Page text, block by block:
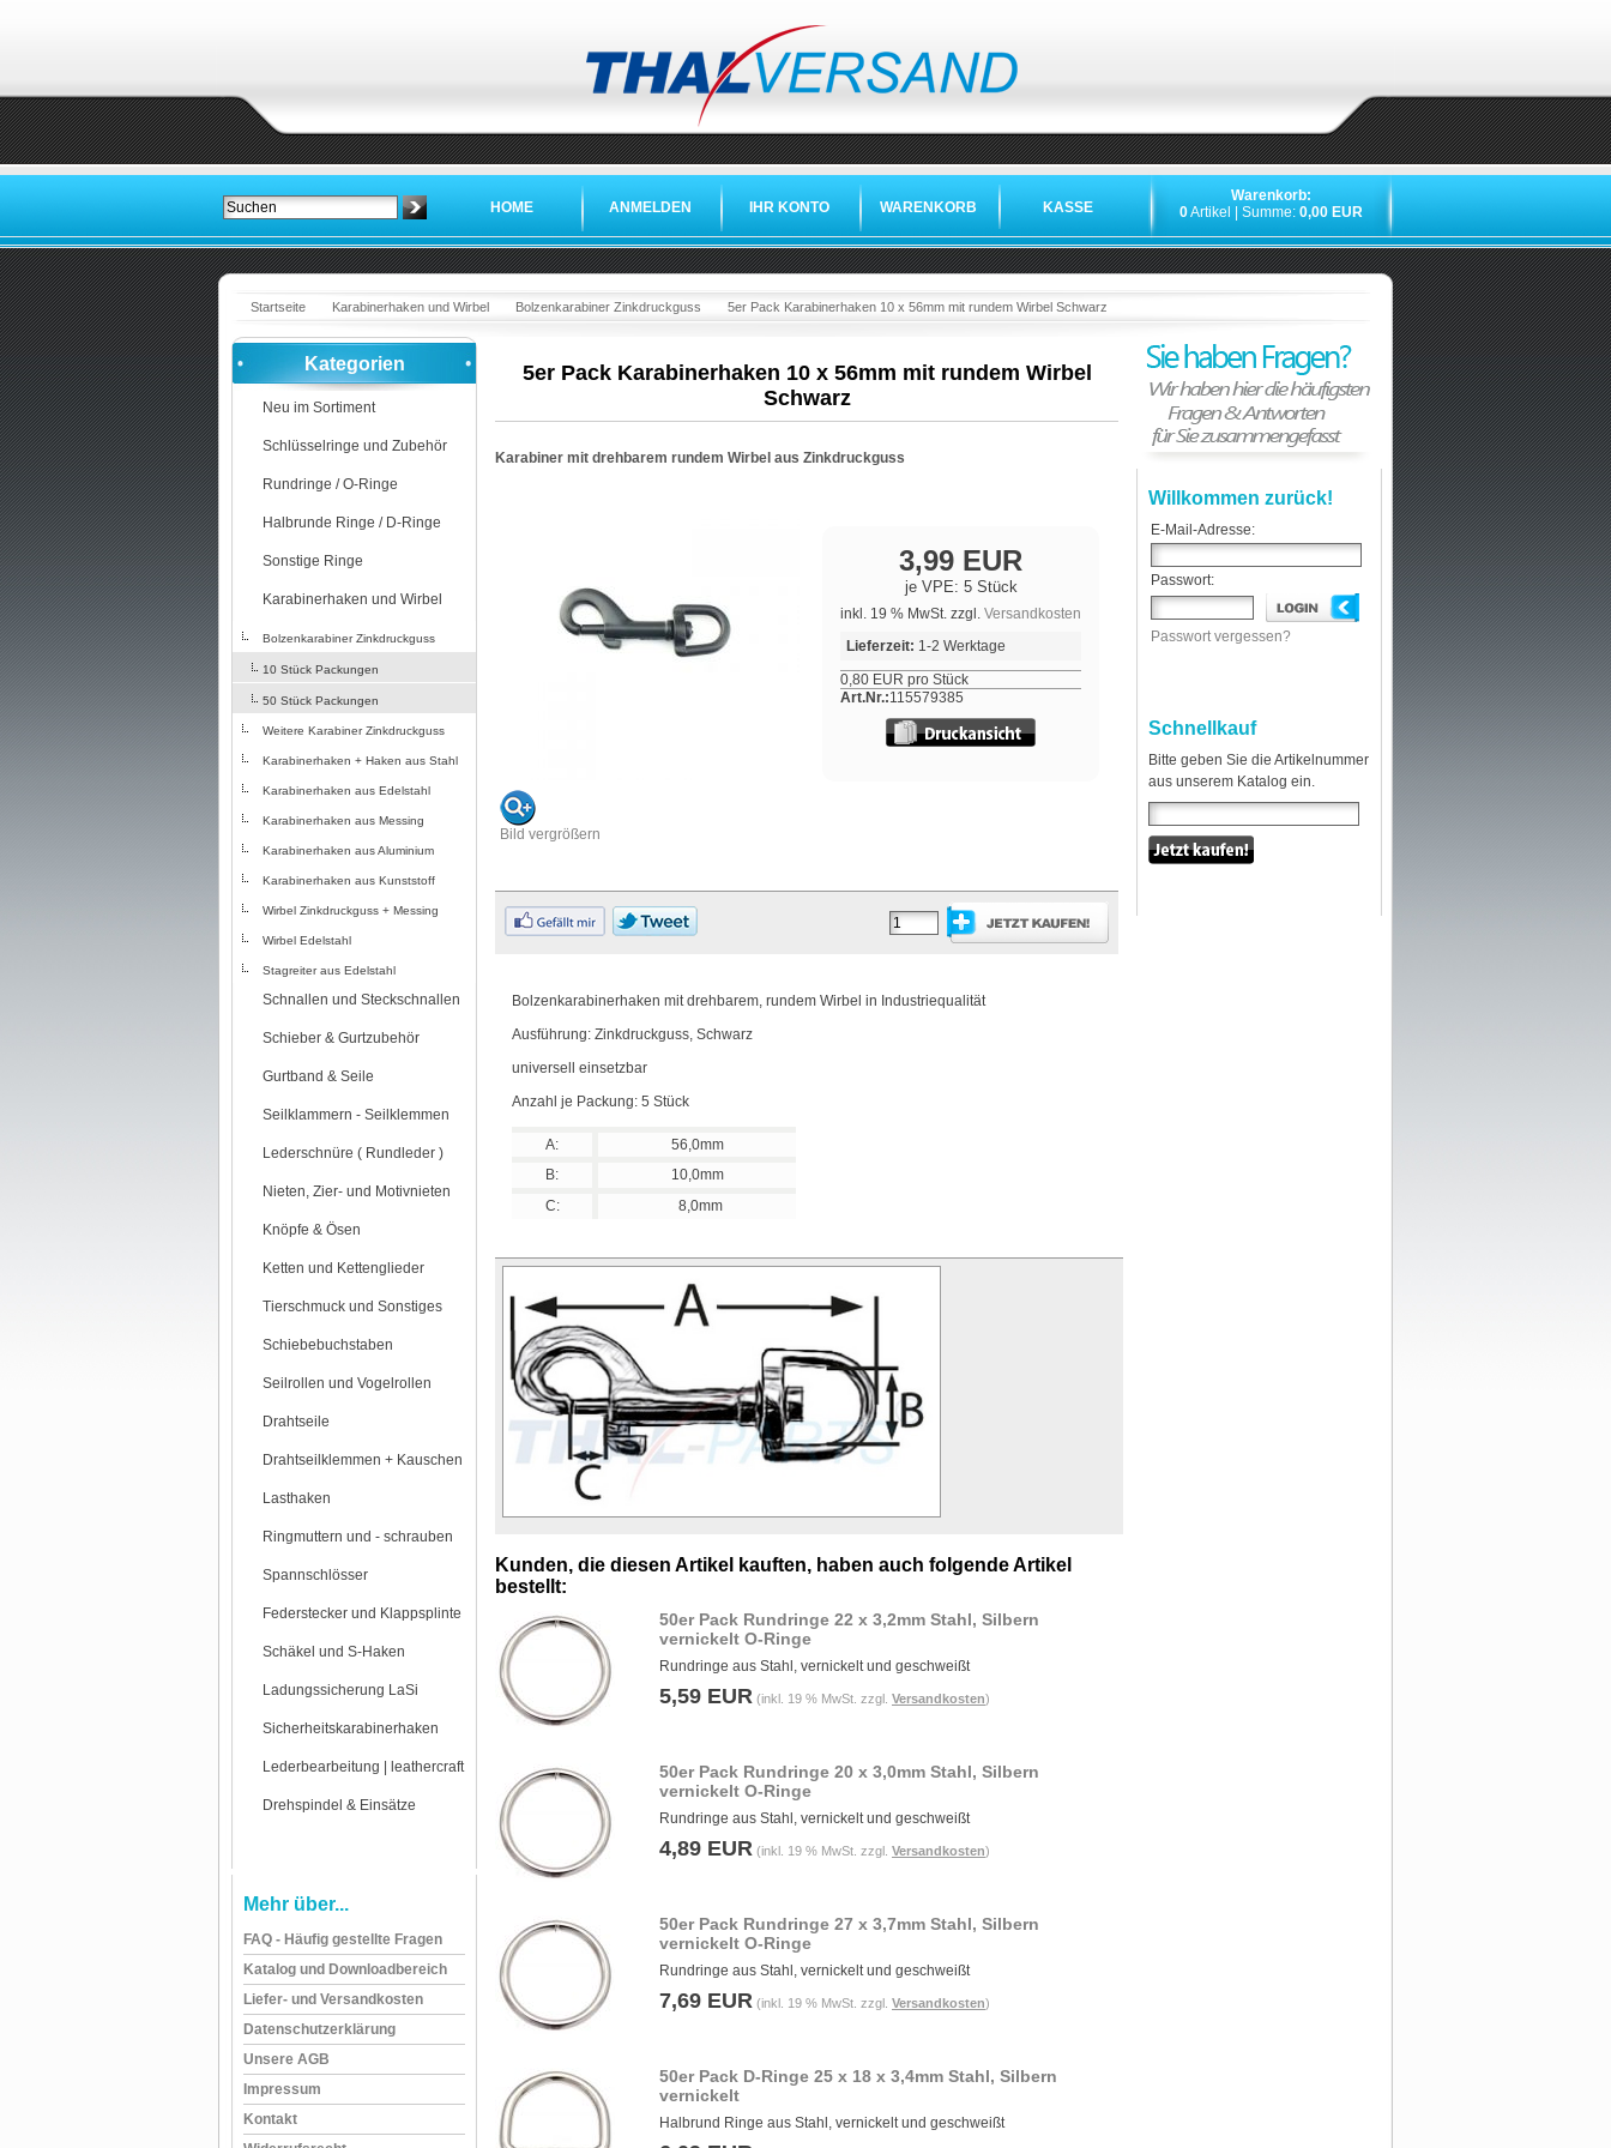
HOME ANMELDEN IHR KONTO WARENKORB KASSE
Warenkorb:
0Artikel | Summe: 0,00 EUR
Startseite Karabinerhaken und Wirbel Bolzenkarabiner Zinkdruckguss 5er Pack Karabinerhaken 10 x 56mm mit rundem Wirbel Schwarz
Kategorien
Neu im Sortiment
Schlüsselringe und Zubehör
Rundringe / O-Ringe
Halbrunde Ringe / D-Ringe
Sonstige Ringe
Karabinerhaken und Wirbel
Bolzenkarabiner Zinkdruckguss
10 Stück Packungen
50 Stück Packungen
Weitere Karabiner Zinkdruckguss
Karabinerhaken + Haken aus Stahl
Karabinerhaken aus Edelstahl
Karabinerhaken aus Messing
Karabinerhaken aus Aluminium
Karabinerhaken aus Kunststoff
Wirbel Zinkdruckguss + Messing
Wirbel Edelstahl
Stagreiter aus Edelstahl
Schnallen und Steckschnallen
Schieber & Gurtzubehör
Gurtband & Seile
Seilklammern - Seilklemmen
Lederschnüre ( Rundleder )
Nieten, Zier- und Motivnieten
Knöpfe & Ösen
Ketten und Kettenglieder
Tierschmuck und Sonstiges
Schiebebuchstaben
Seilrollen und Vogelrollen
Drahtseile
Drahtseilklemmen + Kauschen
Lasthaken
Ringmuttern und - schrauben
Spannschlösser
Federstecker und Klappsplinte
Schäkel und S-Haken
Ladungssicherung LaSi
Sicherheitskarabinerhaken
Lederbearbeitung | leathercraft
Drehspindel & Einsätze
Mehr über...
FAQ - Häufig gestellte Fragen
Katalog und Downloadbereich
Liefer- und Versandkosten
Datenschutzerklärung
Unsere AGB
Impressum
Kontakt
5er Pack Karabinerhaken 10 x 56mm mit rundem Wirbel
Schwarz
Karabiner mit drehbarem rundem Wirbel aus Zinkdruckguss
Bild vergrößern
3,99 EUR
je VPE: 5 Stück
inkl. 19 % MwSt. zzgl. Versandkosten
Lieferzeit: 1-2 Werktage
0,80 EUR pro Stück
Art.Nr.:115579385
Bolzenkarabinerhaken mit drehbarem, rundem Wirbel in Industriequalität
Ausführung: Zinkdruckguss, Schwarz
universell einsetzbar
Anzahl je Packung: 5 Stück
A:
56,0mm
B:
10,0mm
C:
8,0mm
Kunden, die diesen Artikel kauften, haben auch folgende Artikel
bestellt:
50er Pack Rundringe 22 x 3,2mm Stahl, Silbern
vernickelt O-Ringe
Rundringe aus Stahl, vernickelt und geschweißt
5,59 EUR (inkl. 19 % MwSt. zzgl. Versandkosten)
50er Pack Rundringe 20 x 3,0mm Stahl, Silbern
vernickelt O-Ringe
Rundringe aus Stahl, vernickelt und geschweißt
4,89 EUR (inkl. 19 % MwSt. zzgl. Versandkosten)
50er Pack Rundringe 27 x 3,7mm Stahl, Silbern
vernickelt O-Ringe
Rundringe aus Stahl, vernickelt und geschweißt
7,69 EUR (inkl. 19 % MwSt. zzgl. Versandkosten)
50er Pack D-Ringe 25 x 18 x 3,4mm Stahl, Silbern
vernickelt
Halbrund Ringe aus Stahl, vernickelt und geschweißt
Willkommen zurück!
E-Mail-Adresse:
Passwort:
Passwort vergessen?
Schnellkauf
Bitte geben Sie die Artikelnummer
aus unserem Katalog ein.